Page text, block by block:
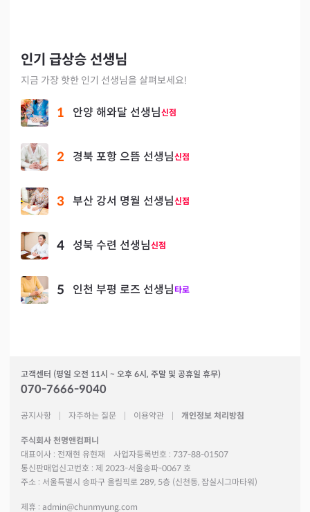
인기 급상승 선생님
지금 가장 핫한 인기 선생님을 살펴보세요!
1 안양 해와달 선생님신점
2 경북 포항 으뜸 선생님신점
3 부산 강서 명월 선생님신점
4 성북 수련 선생님신점
5 인천 부평 로즈 선생님 타로
고객센터 (평일 오전 11시 ~ 오후 6시, 주말 및 공휴일 휴무)
070-7666-9040
공지사항 자주하는 질문 이용약관 개인정보 처리방침
주식회사 천명앤컴퍼니
대표이사 : 전재현 유현재 사업자등록번호 : 737-88-01507
통신판매업신고번호 : 제 2023-서울송파-0067 호
주소 : 서울특별시 송파구 올림픽로 289, 5층 (신천동, 잠실시그마타워)
제휴 : admin@chunmyung.com